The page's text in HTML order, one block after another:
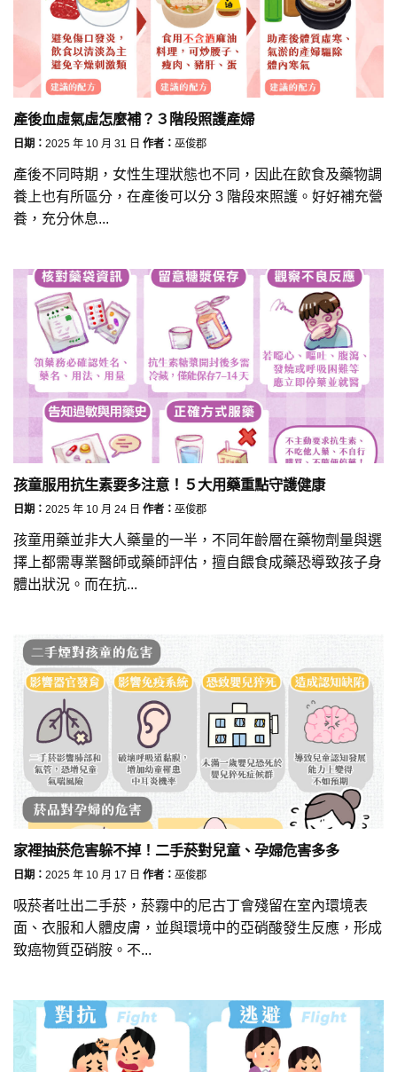
產後血虛氣虛怎麼補？３階段照護產婦
日期： 2025 年 10 月 31 日 作者： 巫俊郡
產後不同時期，女性生理狀態也不同，因此在飲食及藥物調
養上也有所區分，在產後可以分 3 階段來照護。好好補充營
養，充分休息...
孩童服用抗生素要多注意！５大用藥重點守護健康
日期： 2025 年 10 月 24 日 作者： 巫俊郡
孩童用藥並非大人藥量的一半，不同年齡層在藥物劑量與選
擇上都需專業醫師或藥師評估，擅自餵食成藥恐導致孩子身
體出狀況。而在抗...
家裡抽菸危害躲不掉！二手菸對兒童、孕婦危害多多
日期： 2025 年 10 月 17 日 作者： 巫俊郡
吸菸者吐出二手菸，菸霧中的尼古丁會殘留在室內環境表
面、衣服和人體皮膚，並與環境中的亞硝酸發生反應，形成
致癌物質亞硝胺。不...